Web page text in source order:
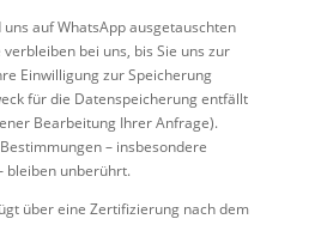
auf WhatsApp ausgetauschten
bei uns, bis Sie uns zur
Einwilligung zur Speicherung
für die Datenspeicherung entfällt
Bearbeitung Ihrer Anfrage).
– insbesondere
bleiben unberührt.
über eine Zertifizierung nach dem